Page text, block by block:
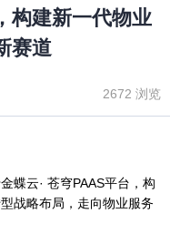
构建新一代物业
赛道
2672 浏览
蝶云· 苍穹PAAS平台，构
战略布局，走向物业服务